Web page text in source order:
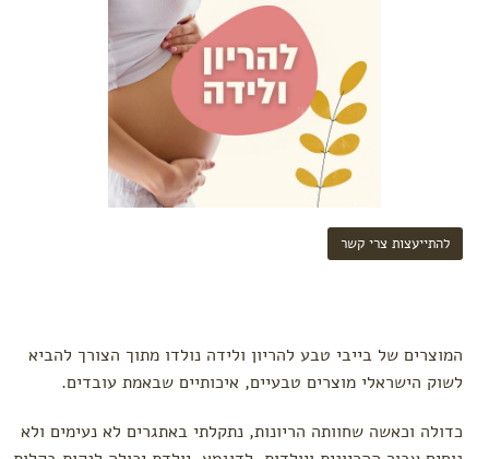
להתייעצות צרי קשר
המוצרים של בייבי טבע להריון ולידה נולדו מתוך הצורך להביא
לשוק הישראלי מוצרים טבעיים, איכותיים שבאמת עובדים.
כדולה וכאשה שחוותה הריונות, נתקלתי באתגרים לא נעימים ולא